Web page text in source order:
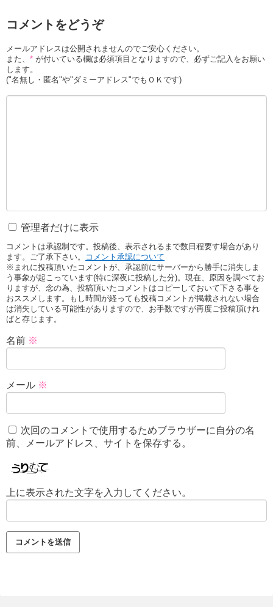
コメントをどうぞ
メールアドレスは公開されませんのでご安心ください。
また、 * が付いている欄は必須項目となりますので、必ずご記入をお願い
します。
("名無し・匿名"や"ダミーアドレス"でもＯＫです)
管理者だけに表示
コメントは承認制です。投稿後、表示されるまで数日程要す場合があり
ます。ご了承下さい。
コメント承認について
※まれに投稿頂いたコメントが、承認前にサーバーから勝手に消失しま
う事象が起こっています(特に深夜に投稿した分)。現在、原因を調べてお
りますが、念の為、投稿頂いたコメントはコピーしておいて下さる事を
おススメします。もし時間が経っても投稿コメントが掲載されない場合
は消失している可能性がありますので、お手数ですが再度ご投稿頂けれ
ばと存じます。
名前 ※
メール ※
次回のコメントで使用するためブラウザーに自分の名
前、メールアドレス、サイトを保存する。
上に表示された文字を入力してください。